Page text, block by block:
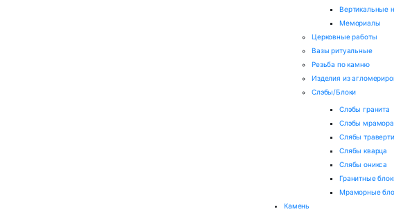
Вертикальные
Мемориалы
Церковные работы
Вазы ритуальные
Резьба по камню
Изделия из
Слэбы/Блоки
Слэбы гранита
Слэбы мрамора
Слябы
Слябы кварца
Слябы оникса
Гранитные
Мраморные
Камень